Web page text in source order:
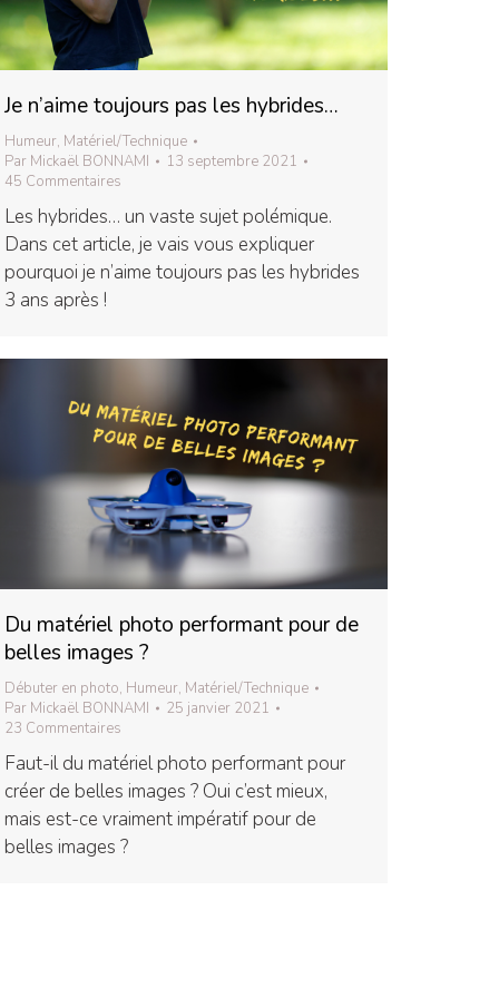
Je n’aime toujours pas les hybrides…
Humeur, Matériel/Technique
Par Mickaël BONNAMI
13 septembre 2021
45 Commentaires
Les hybrides… un vaste sujet polémique.
Dans cet article, je vais vous expliquer
pourquoi je n’aime toujours pas les hybrides
3 ans après !
Du matériel photo performant pour de
belles images ?
Débuter en photo, Humeur, Matériel/Technique
Par Mickaël BONNAMI
25 janvier 2021
23 Commentaires
Faut-il du matériel photo performant pour
créer de belles images ? Oui c’est mieux,
mais est-ce vraiment impératif pour de
belles images ?